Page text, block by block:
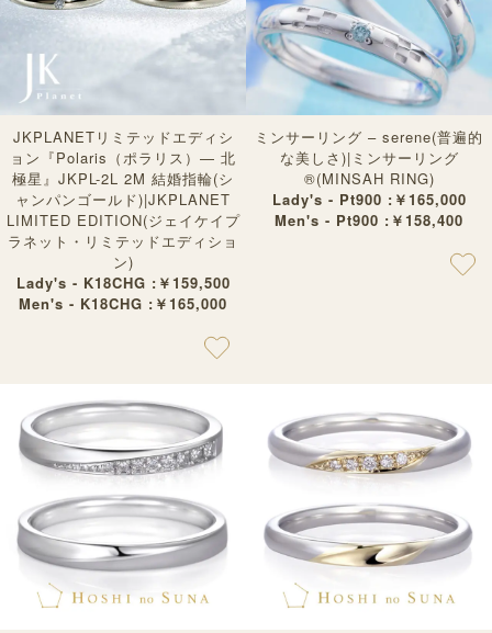
JKPLANETリミテッドエディシ
ョン『Polaris（ポラリス）— 北
極星』JKPL-2L 2M 結婚指輪(シ
ャンパンゴールド)|JKPLANET
LIMITED EDITION(ジェイケイプ
ラネット・リミテッドエディショ
ン)
Lady's - K18CHG :￥159,500
Men's - K18CHG :￥165,000
ミンサーリング – serene(普遍的
な美しさ)|ミンサーリング
®︎(MINSAH RING)
Lady's - Pt900 :￥165,000
Men's - Pt900 :￥158,400